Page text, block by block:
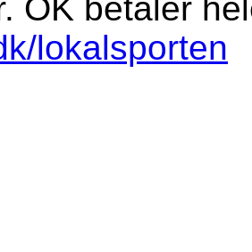
OK betaler
lokalsporten